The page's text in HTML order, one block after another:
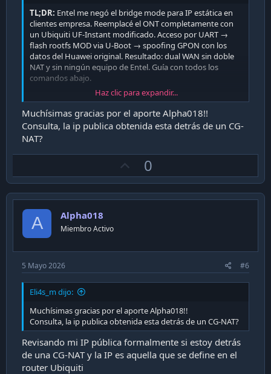
TL;DR: Entel me negó el bridge mode para IP estática en
clientes empresa. Reemplacé el ONT completamente con
un Ubiquiti UF-Instant modificado. Acceso por UART →
flash rootfs MOD via U-Boot → spoofing GPON con los
datos del Huawei original. Resultado: dual WAN sin doble
NAT y sin ningún equipo de Entel. Guía con todos los
comandos abajo.
El contexto
Quería dual WAN con IP estática de Entel en un UniFi
Gateway Fiber. Respuesta de soporte: "bridge mode no
está disponible para clientes empresa ni hogar." El doble
NAT no era opción. Así que la pregunta cambió de
configuro el ONT?"a"¿cómo elimino el ONT de la ecuación?"
Hardware utilizado
Componente
Descripción
Transceptor
Ubiquiti UFiber UF-Instant (RTL9601CI)
Router
Ubiquiti UniFi Gateway Fiber (slot SFP+)
ISP
Consola
Adaptador UART TTL 3.3V —
quema la PCB
MOD
stich86/UF-Instant-Mod
Haz clic para expandir...
Muchísimas gracias por el aporte Alpha018!!
Consulta, la ip publica obtenida esta detrás de un CG-
NAT?
p
v
0
A Alpha018
Miembro Activo
5 Mayo 2026 #6
Eli4s_m dijo:
Muchísimas gracias por el aporte Alpha018!!
Consulta, la ip publica obtenida esta detrás de un CG-NAT?
Revisando mi IP pública formalmente si estoy detrás
de una CG-NAT y la IP es aquella que se define en el
router Ubiquiti